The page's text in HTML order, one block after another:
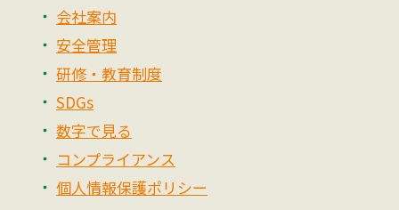
会社案内
安全管理
研修・教育制度
SDGs
数字で見る
コンプライアンス
個人情報保護ポリシー